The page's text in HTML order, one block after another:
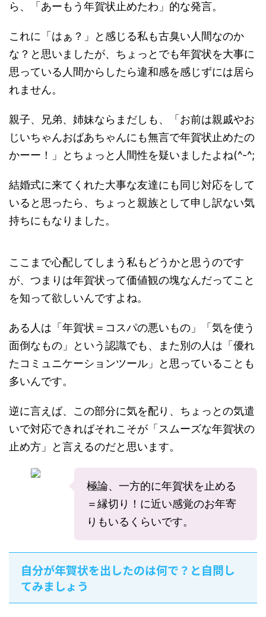
ら、「あーもう年賀状止めたわ」的な発言。
これに「はぁ？」と感じる私も古臭い人間なのか
な？と思いましたが、ちょっとでも年賀状を大事に
思っている人間からしたら違和感を感じずには居ら
れません。
親子、兄弟、姉妹ならまだしも、「お前は親戚やお
じいちゃんおばあちゃんにも無言で年賀状止めたの
かーー！」とちょっと人間性を疑いましたよね(^-^;
結婚式に来てくれた大事な友達にも同じ対応をして
いると思ったら、ちょっと親族として申し訳ない気
持ちにもなりました。
ここまで心配してしまう私もどうかと思うのです
が、つまりは年賀状って価値観の塊なんだってこと
を知って欲しいんですよね。
ある人は「年賀状＝コスパの悪いもの」「気を使う
面倒なもの」という認識でも、また別の人は「優れ
たコミュニケーションツール」と思っていることも
多いんです。
逆に言えば、この部分に気を配り、ちょっとの気遣
いで対応できればそれこそが「スムーズな年賀状の
止め方」と言えるのだと思います。
極論、一方的に年賀状を止める
＝縁切り！に近い感覚のお年寄
りもいるくらいです。
自分が年賀状を出したのは何で？と自問し
てみましょう